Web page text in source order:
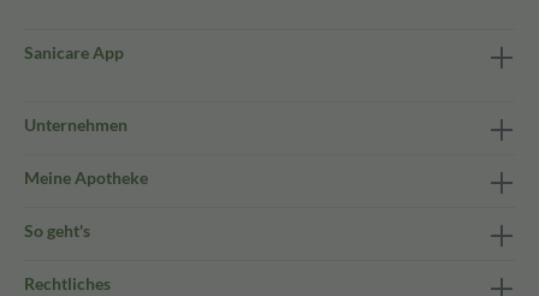
Sanicare App
Unternehmen
Meine Apotheke
So geht's
Rechtliches